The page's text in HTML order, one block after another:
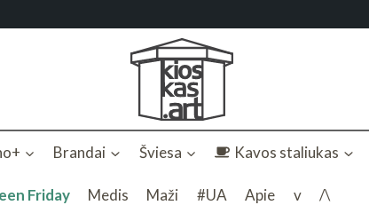
Brandai Šviesa Kavos staliukas
Friday Medis Maži #UA Apie v /\